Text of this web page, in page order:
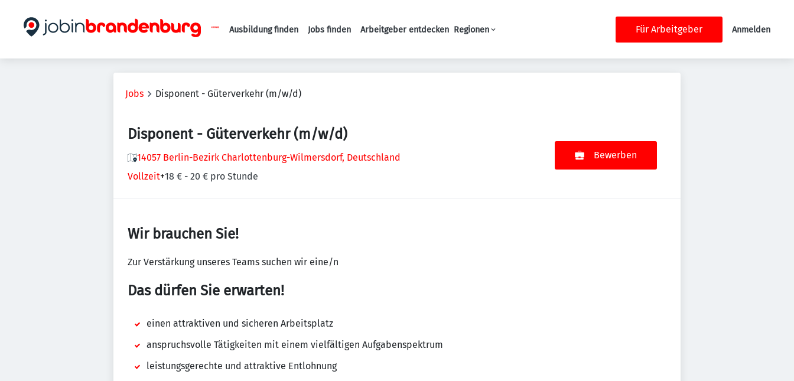
Haupt-Navigation
Ausbildung finden Jobs finden Arbeitgeber entdecken Regionen Für Arbeitgeber Anmelden
Jobs Disponent - Güterverkehr (m/w/d)
Disponent - Güterverkehr (m/w/d)
14057 Berlin-Bezirk Charlottenburg-Wilmersdorf, Deutschland
Vollzeit+18 € - 20 € pro Stunde
Bewerben
Wir brauchen Sie!
Zur Verstärkung unseres Teams suchen wir eine/n
Das dürfen Sie erwarten!
einen attraktiven und sicheren Arbeitsplatz
anspruchsvolle Tätigkeiten mit einem vielfältigen Aufgabenspektrum
leistungsgerechte und attraktive Entlohnung